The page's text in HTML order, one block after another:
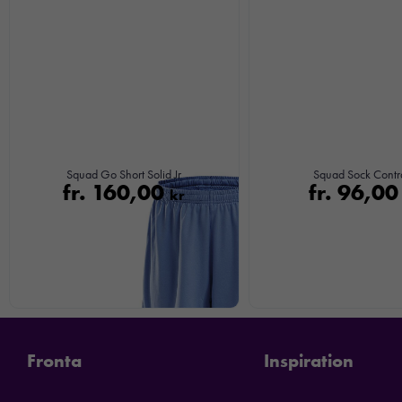
Squad Go Short Solid Jr
fr. 160,00kr
Squad Sock
fr. 96,00
Fronta Inspiration